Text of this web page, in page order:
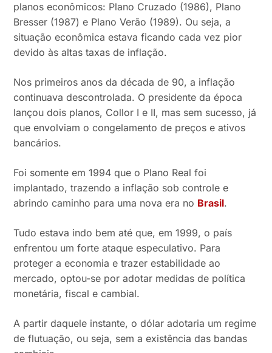
planos econômicos: Plano Cruzado (1986), Plano
Bresser (1987) e Plano Verão (1989). Ou seja, a
situação econômica estava ficando cada vez pior
devido às altas taxas de inflação.
Nos primeiros anos da década de 90, a inflação
continuava descontrolada. O presidente da época
lançou dois planos, Collor I e II, mas sem sucesso, já
que envolviam o congelamento de preços e ativos
bancários.
Foi somente em 1994 que o Plano Real foi
implantado, trazendo a inflação sob controle e
abrindo caminho para uma nova era no Brasil.
Tudo estava indo bem até que, em 1999, o país
enfrentou um forte ataque especulativo. Para
proteger a economia e trazer estabilidade ao
mercado, optou-se por adotar medidas de política
monetária, fiscal e cambial.
A partir daquele instante, o dólar adotaria um regime
de flutuação, ou seja, sem a existência das bandas